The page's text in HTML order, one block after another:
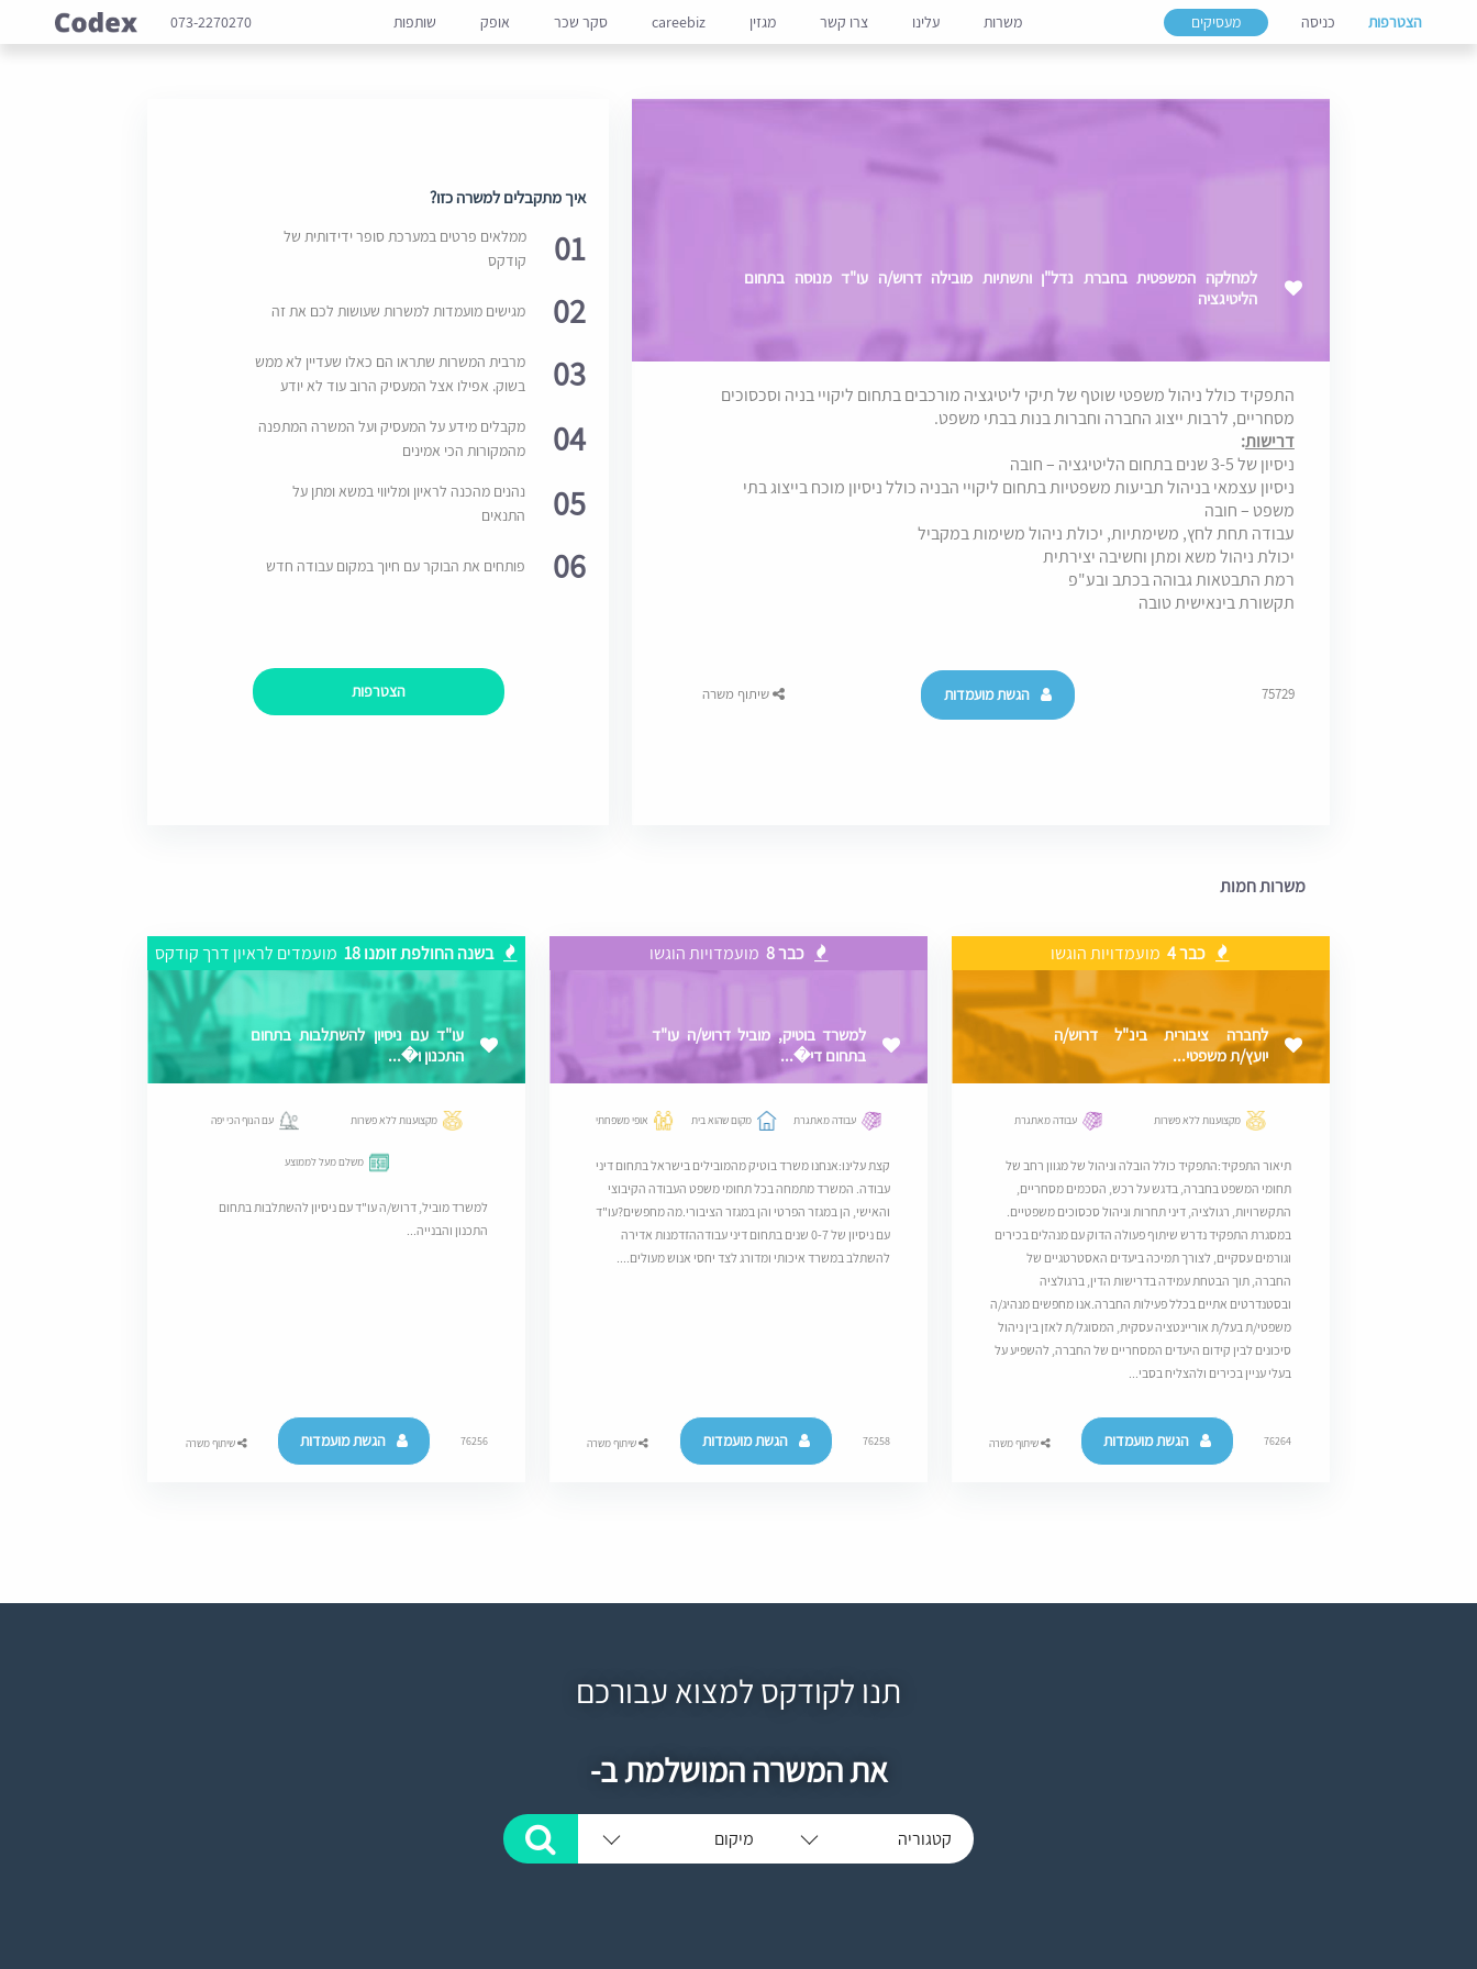
הצטרפות כניסה מעסיקים משרות עלינו צרו קשר מגזין careebiz סקר שכר אופק שותפות 073-2270270
למחלקה המשפטית בחברת נדל"ן ותשתיות מובילה דרוש/ה עו"ד מנוסה בתחום
הליטיגציה
התפקיד כולל ניהול משפטי שוטף של תיקי ליטיגציה מורכבים בתחום ליקויי בניה וסכסוכים
מסחריים, לרבות ייצוג החברה וחברות בנות בבתי משפט.
דרישות:
ניסיון של 3-5 שנים בתחום הליטיגציה – חובה
ניסיון עצמאי בניהול תביעות משפטיות בתחום ליקויי הבניה כולל ניסיון מוכח בייצוג בתי
משפט – חובה
עבודה תחת לחץ, משימתיות, יכולת ניהול משימות במקביל
יכולת ניהול משא ומתן וחשיבה יצירתית
רמת התבטאות גבוהה בכתב ובע"פ
תקשורת בינאישית טובה
75729 הגשת מועמדות שיתוף משרה
איך מתקבלים למשרה כזו?
01
ממלאים פרטים במערכת סופר ידידותית של
קודקס
02 מגישים מועמדות למשרות שעושות לכם את זה
03
מרבית המשרות שתראו הם כאלו שעדיין לא ממש
בשוק. אפילו אצל המעסיק הרוב עוד לא יודע
04
מקבלים מידע על המעסיק ועל המשרה המתפנה
מהמקורות הכי אמינים
05
נהנים מהכנה לראיון ומליווי במשא ומתן על
התנאים
06 פותחים את הבוקר עם חיוך במקום עבודה חדש
הצטרפות
משרות חמות
כבר 4 מועמדויות הוגשו
לחברה ציבורית בינ"ל דרוש/ה
יועץ/ת משפטי...
מקצוענות ללא פשרות עבודה מאתגרת
תיאור התפקיד:התפקיד כולל הובלה וניהול של מגוון רחב של
תחומי המשפט בחברה, בדגש על רכש, הסכמים מסחריים,
התקשרויות, רגולציה, דיני תחרות וניהול סכסוכים משפטיים.
במסגרת התפקיד נדרש שיתוף פעולה הדוק עם מנהלים בכירים
וגורמים עסקיים, לצורך תמיכה ביעדים האסטרטגיים של
החברה, תוך הבטחת עמידה בדרישות הדין, ברגולציה
ובסטנדרטים אתיים בכלל פעילות החברה.אנו מחפשים מנהיג/ה
משפטי/ת בעל/ת אוריינטציה עסקית, המסוגל/ת לאזן בין ניהול
סיכונים לבין קידום היעדים המסחריים של החברה, להשפיע על
בעלי עניין בכירים ולהצליח בסבי...
76264 הגשת מועמדות שיתוף משרה
כבר 8 מועמדויות הוגשו
למשרד בוטיק, מוביל דרוש/ה עו"ד
בתחום די�...
עבודה מאתגרת מקום שהוא בית אופי משפחתי
קצת עלינו:אנחנו משרד בוטיק מהמובילים בישראל בתחום דיני
עבודה. המשרד מתמחה בכל תחומי משפט העבודה הקיבוצי
והאישי, הן במגזר הפרטי והן במגזר הציבורי.מה מחפשים?עו"ד
עם ניסיון של 0-7 שנים בתחום דיני עבודההזדמנות אדירה
להשתלב במשרד איכותי ומדורג לצד יחסי אנוש מעולים....
76258 הגשת מועמדות שיתוף משרה
בשנה החולפת זומנו 18 מועמדים לראיון דרך קודקס
עו"ד עם ניסיון להשתלבות בתחום
התכנון ו�...
מקצוענות ללא פשרות עם הנוף הכי יפה
משלם מעל לממוצע
למשרד מוביל, דרוש/ה עו"ד עם ניסיון להשתלבות בתחום
התכנון והבנייה...
76256 הגשת מועמדות שיתוף משרה
תנו לקודקס למצוא עבורכם
את המשרה המושלמת ב-
קטגוריה מיקום